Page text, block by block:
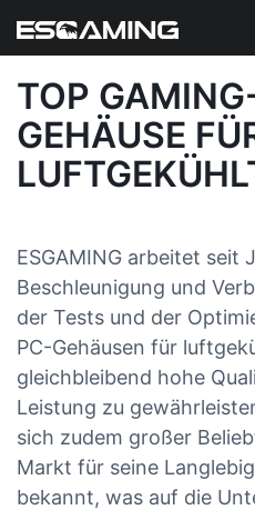
TOP
GEHÄUSE
ESGAMING arbeitet seit
Beschleunigung und
der Tests und der
PC-Gehäusen für
gleichbleibend hohe
Leistung zu
sich zudem großer
Markt für seine
bekannt, was auf die